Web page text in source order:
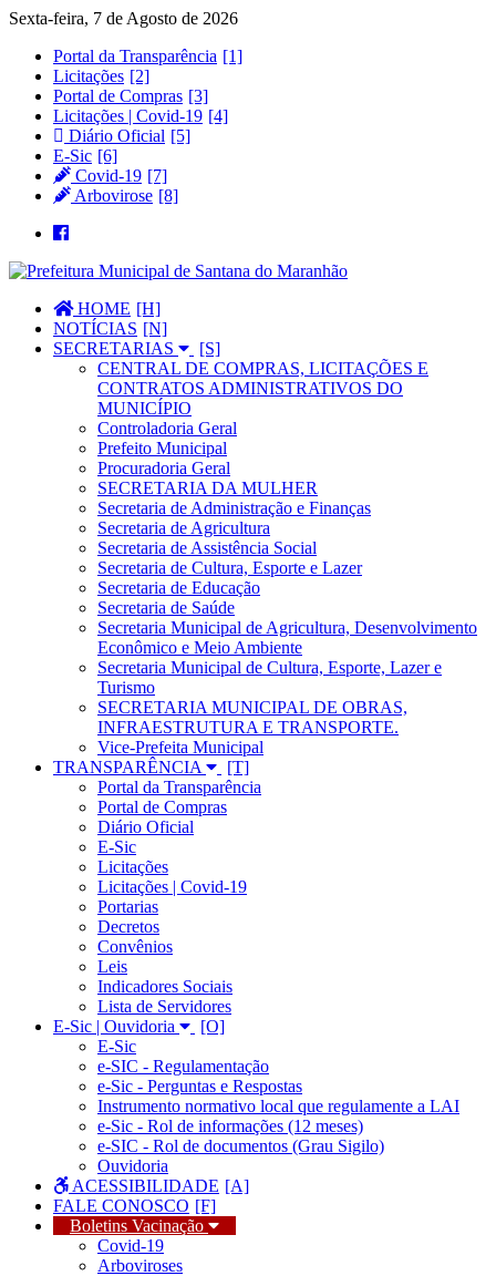
Sexta-feira, 7 de Agosto de 2026
Portal da Transparência
Licitações
Portal de Compras
Licitações | Covid-19
Diário Oficial
E-Sic
Covid-19
Arbovirose
HOME
NOTÍCIAS
SECRETARIAS
CENTRAL DE COMPRAS, LICITAÇÕES E
CONTRATOS ADMINISTRATIVOS DO
MUNICÍPIO
Controladoria Geral
Prefeito Municipal
Procuradoria Geral
SECRETARIA DA MULHER
Secretaria de Administração e Finanças
Secretaria de Agricultura
Secretaria de Assistência Social
Secretaria de Cultura, Esporte e Lazer
Secretaria de Educação
Secretaria de Saúde
Secretaria Municipal de Agricultura, Desenvolvimento
Econômico e Meio Ambiente
Secretaria Municipal de Cultura, Esporte, Lazer e
Turismo
SECRETARIA MUNICIPAL DE OBRAS,
INFRAESTRUTURA E TRANSPORTE.
Vice-Prefeita Municipal
TRANSPARÊNCIA
Portal da Transparência
Portal de Compras
Diário Oficial
E-Sic
Licitações
Licitações | Covid-19
Portarias
Decretos
Convênios
Leis
Indicadores Sociais
Lista de Servidores
E-Sic | Ouvidoria
E-Sic
e-SIC - Regulamentação
e-Sic - Perguntas e Respostas
Instrumento normativo local que regulamente a LAI
e-Sic - Rol de informações (12 meses)
e-SIC - Rol de documentos (Grau Sigilo)
Ouvidoria
ACESSIBILIDADE
FALE CONOSCO
Boletins Vacinação
Covid-19
Arboviroses